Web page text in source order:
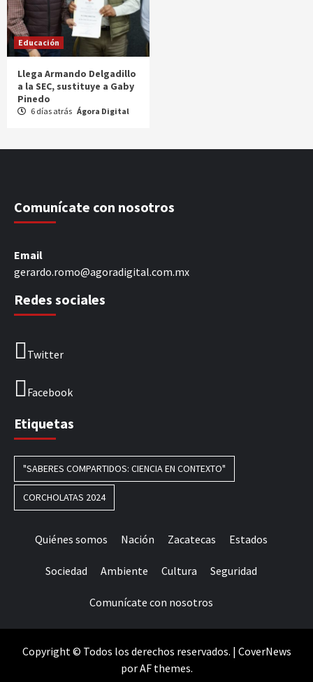
Educación
Llega Armando Delgadillo
a la SEC, sustituye a Gaby
Pinedo
6 días atrás Ágora Digital
Comunícate con nosotros
Email
gerardo.romo@agoradigital.com.mx
Redes sociales
Twitter
Facebook
Etiquetas
"SABERES COMPARTIDOS: CIENCIA EN CONTEXTO"
CORCHOLATAS 2024
Quiénes somos Nación Zacatecas Estados
Sociedad Ambiente Cultura Seguridad
Comunícate con nosotros
Copyright © Todos los derechos reservados. | CoverNews
por AF themes.